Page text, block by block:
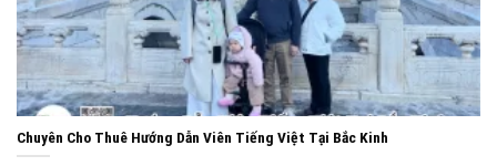
Chuyên Cho Thuê Hướng Dẫn Viên Tiếng Việt Tại Bắc Kinh